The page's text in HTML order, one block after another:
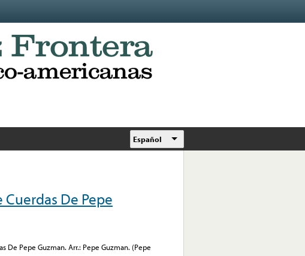
Español
De Pepe
De Pepe Guzman. Arr.: Pepe Guzman. (Pepe